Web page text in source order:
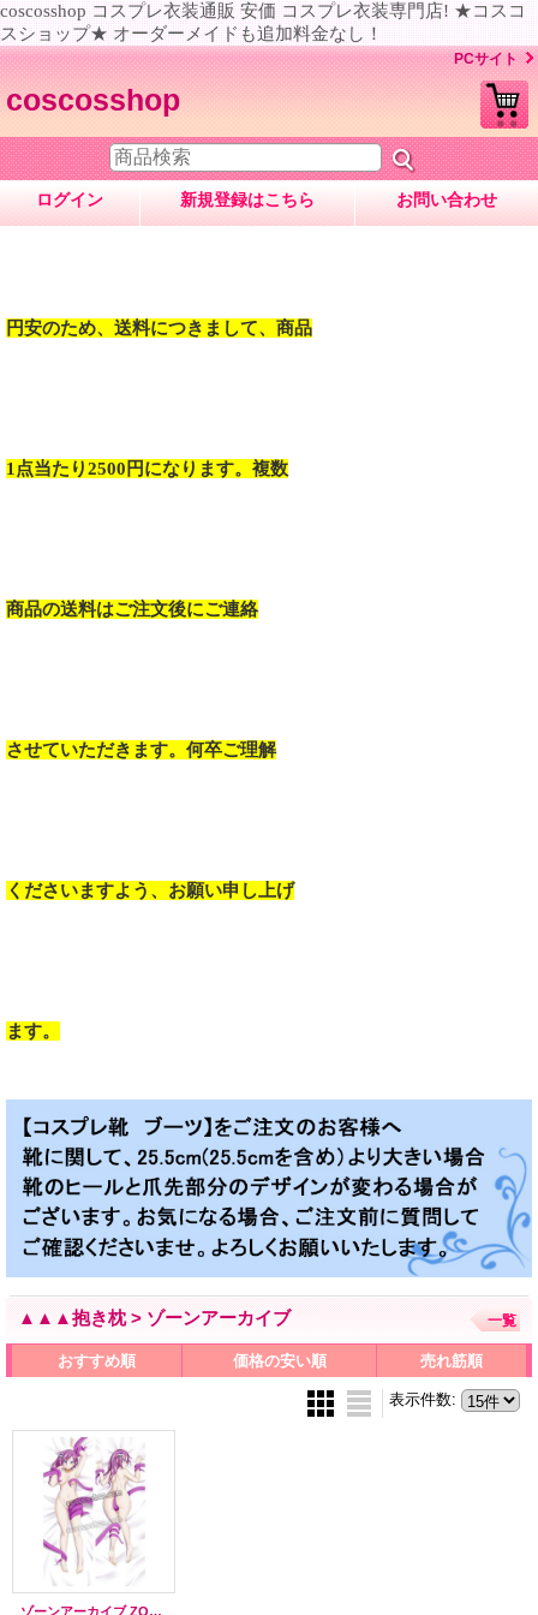
coscosshop コスプレ衣装通販 安価 コスプレ衣装専門店! ★コスコ
スショップ★ オーダーメイドも追加料金なし！
PCサイト
coscosshop
ログイン 新規登録はこちら お問い合わせ
円安のため、送料につきまして、商品
1点当たり2500円になります。複数
商品の送料はご注文後にご連絡
させていただきます。何卒ご理解
くださいますよう、お願い申し上げ
ます。
▲▲▲抱き枕 > ゾーンアーカイブ 一覧
おすすめ順 価格の安い順 売れ筋順
表示件数:
ゾーンアーカイブ ZONE-Archive Zone-Tan風 ●等身大 抱き枕カバー